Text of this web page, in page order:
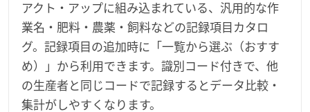
アクト・アップに組み込まれている、汎用的な作
業名・肥料・農薬・飼料などの記録項目カタロ
グ。記録項目の追加時に「一覧から選ぶ（おすす
め）」から利用できます。識別コード付きで、他
の生産者と同じコードで記録するとデータ比較・
集計がしやすくなります。